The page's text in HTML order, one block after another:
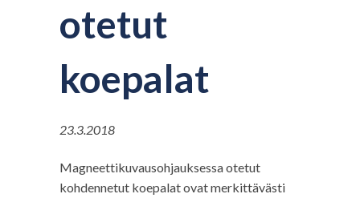
otetut
koepalat
23.3.2018
Magneettikuvausohjauksessa otetut
kohdennetut koepalat ovat merkittävästi